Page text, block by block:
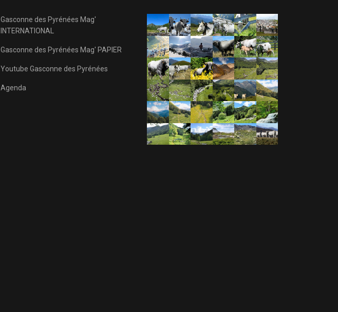
Gasconne des Pyrénées Mag'
INTERNATIONAL
Gasconne des Pyrénées Mag' PAPIER
Youtube Gasconne des Pyrénées
Agenda